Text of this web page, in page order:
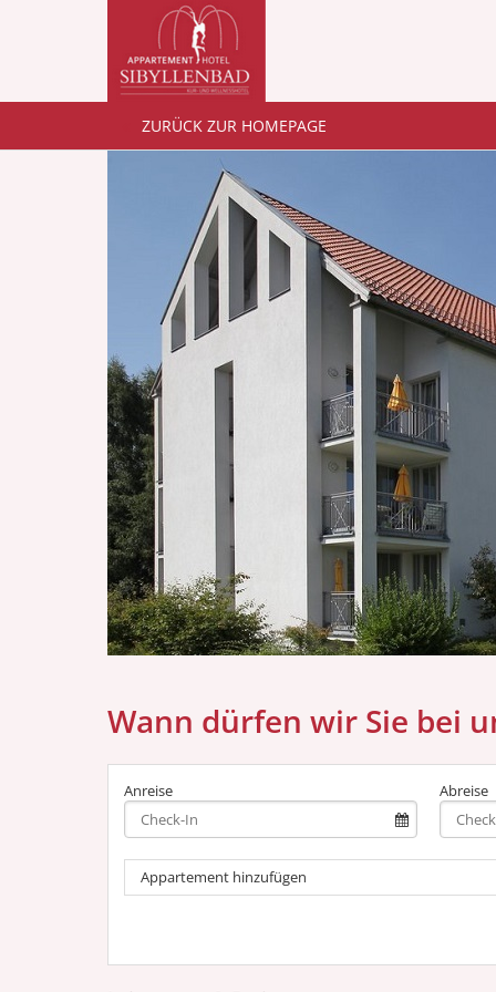
ZURÜCK ZUR HOMEPAGE
Wann dürfen wir Sie bei
Anreise Abreise
Appartement hinzufügen